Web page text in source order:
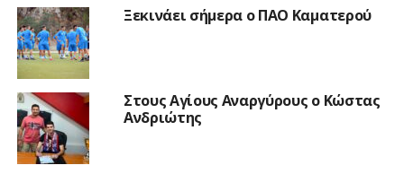
Ξεκινάει σήμερα ο ΠΑΟ Καματερού
Στους Αγίους Αναργύρους ο Κώστας
Ανδριώτης